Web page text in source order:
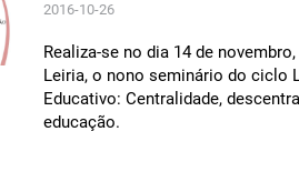
2016-10-26
Realiza-se no dia 14 de
Leiria, o nono seminário do ciclo
Educativo: Centralidade,
educação.